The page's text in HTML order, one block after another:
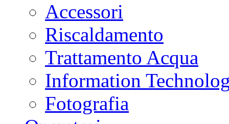
Accessori
Riscaldamento
Trattamento Acqua
Information
Fotografia